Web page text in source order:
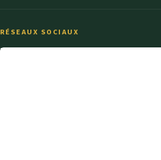
RÉSEAUX SOCIAUX